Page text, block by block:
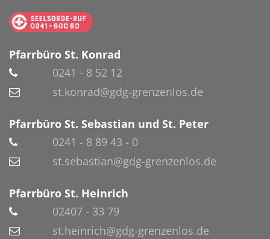
Pfarrbüro St. Konrad
0241 - 8 52 12
st.konrad@gdg-grenzenlos.de
Pfarrbüro St. Sebastian und St. Peter
0241 - 8 89 43 - 0
st.sebastian@gdg-grenzenlos.de
Pfarrbüro St. Heinrich
02407 - 33 79
st.heinrich@gdg-grenzenlos.de